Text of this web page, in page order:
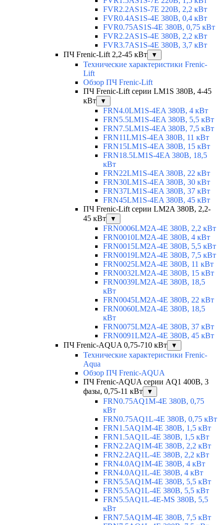
FVR2.2AS1S-7E 220В, 2,2 кВт
FVR0.4AS1S-4E 380В, 0,4 кВт
FVR0.75AS1S-4E 380В, 0,75 кВт
FVR2.2AS1S-4E 380В, 2,2 кВт
FVR3.7AS1S-4E 380В, 3,7 кВт
ПЧ Frenic-Lift 2,2-45 кВт
▼
Технические характеристики Frenic-
Lift
Обзор ПЧ Frenic-Lift
ПЧ Frenic-Lift серии LM1S 380В, 4-45
кВт
▼
FRN4.0LM1S-4EA 380В, 4 кВт
FRN5.5LM1S-4EA 380В, 5,5 кВт
FRN7.5LM1S-4EA 380В, 7,5 кВт
FRN11LM1S-4EA 380В, 11 кВт
FRN15LM1S-4EA 380В, 15 кВт
FRN18.5LM1S-4EA 380В, 18,5
кВт
FRN22LM1S-4EA 380В, 22 кВт
FRN30LM1S-4EA 380В, 30 кВт
FRN37LM1S-4EA 380В, 37 кВт
FRN45LM1S-4EA 380В, 45 кВт
ПЧ Frenic-Lift серии LM2A 380В, 2,2-
45 кВт
▼
FRN0006LM2A-4E 380В, 2,2 кВт
FRN0010LM2A-4E 380В, 4 кВт
FRN0015LM2A-4E 380В, 5,5 кВт
FRN0019LM2A-4E 380В, 7,5 кВт
FRN0025LM2A-4E 380В, 11 кВт
FRN0032LM2A-4E 380В, 15 кВт
FRN0039LM2A-4E 380В, 18,5
кВт
FRN0045LM2A-4E 380В, 22 кВт
FRN0060LM2A-4E 380В, 18,5
кВт
FRN0075LM2A-4E 380В, 37 кВт
FRN0091LM2A-4E 380В, 45 кВт
ПЧ Frenic-AQUA 0,75-710 кВт
▼
Технические характеристики Frenic-
Aqua
Обзор ПЧ Frenic-AQUA
ПЧ Frenic-AQUA серии AQ1 400В, 3
фазы, 0,75-11 кВт
▼
FRN0.75AQ1M-4E 380В, 0,75
кВт
FRN0.75AQ1L-4E 380В, 0,75 кВт
FRN1.5AQ1M-4E 380В, 1,5 кВт
FRN1.5AQ1L-4E 380В, 1,5 кВт
FRN2.2AQ1M-4E 380В, 2,2 кВт
FRN2.2AQ1L-4E 380В, 2,2 кВт
FRN4.0AQ1M-4E 380В, 4 кВт
FRN4.0AQ1L-4E 380В, 4 кВт
FRN5.5AQ1M-4E 380В, 5,5 кВт
FRN5.5AQ1L-4E 380В, 5,5 кВт
FRN5.5AQ1L-4E-MS 380В, 5,5
кВт
FRN7.5AQ1M-4E 380В, 7,5 кВт